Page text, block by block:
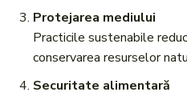
Protejarea mediului
Practicile sustenabile
conservarea resurselor
Securitate alimentară